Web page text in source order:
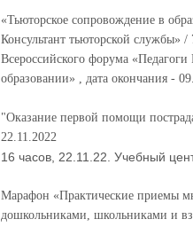
«Тьюторское сопровождение в
Консультант тьюторской службы»
Всероссийского форума
образовании» , дата окончания -
"Оказание первой помощи
22.11.2022
16 часов, 22.11.22. Учебный
Марафон «Практические приемы
дошкольниками, школьниками и